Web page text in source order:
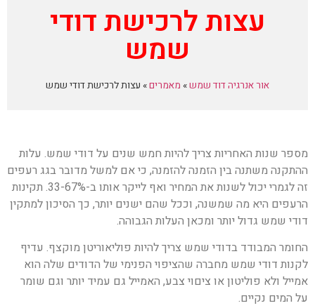
עצות לרכישת דודי
שמש
אור אנרגיה דוד שמש» מאמרים» עצות לרכישת דודי שמש
מספר שנות האחריות צריך להיות חמש שנים על דודי שמש. עלות
ההתקנה משתנה בין הזמנה להזמנה, כי אם למשל מדובר בגג רעפים
זה לגמרי יכול לשנות את המחיר ואף לייקר אותו ב-33-67%. תקינות
הרעפים היא מה שמשנה, וככל שהם ישנים יותר, כך הסיכון למתקין
דודי שמש גדול יותר ומכאן העלות הגבוהה.
החומר המבודד בדודי שמש צריך להיות פוליאוריטן מוקצף. עדיף
לקנות דודי שמש מחברה שהציפוי הפנימי של הדודים שלה הוא
אמייל ולא פוליטון או ציםוי צבע, האמייל גם עמיד יותר וגם שומר
על המים נקיים.